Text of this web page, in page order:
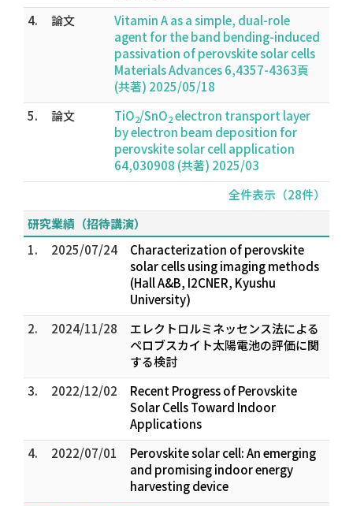
4.
論文
Vitamin A as a simple, dual-role
agent for the band bending-induced
passivation of perovskite solar cells
Materials Advances 6,4357-4363頁
(共著) 2025/05/18
5.
論文 TiO2/SnO2electron transport layer
by electron beam deposition for
perovskite solar cell application
64,030908 (共著) 2025/03
全件表示（28件）
研究業績（招待講演）
1.
2025/07/24
Characterization of perovskite
solar cells using imaging methods
(Hall A&B, I2CNER, Kyushu
University)
2.
2024/11/28
エレクトロルミネッセンス法による
ペロブスカイト太陽電池の評価に関
する検討
3.
2022/12/02
Recent Progress of Perovskite
Solar Cells Toward Indoor
Applications
4.
2022/07/01
Perovskite solar cell: An emerging
and promising indoor energy
harvesting device